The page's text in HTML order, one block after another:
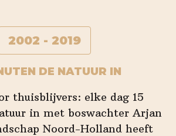
2002 - 2019
DE NATUUR IN
thuisblijvers: elke dag 15
in met boswachter Arjan
Noord-Holland heeft